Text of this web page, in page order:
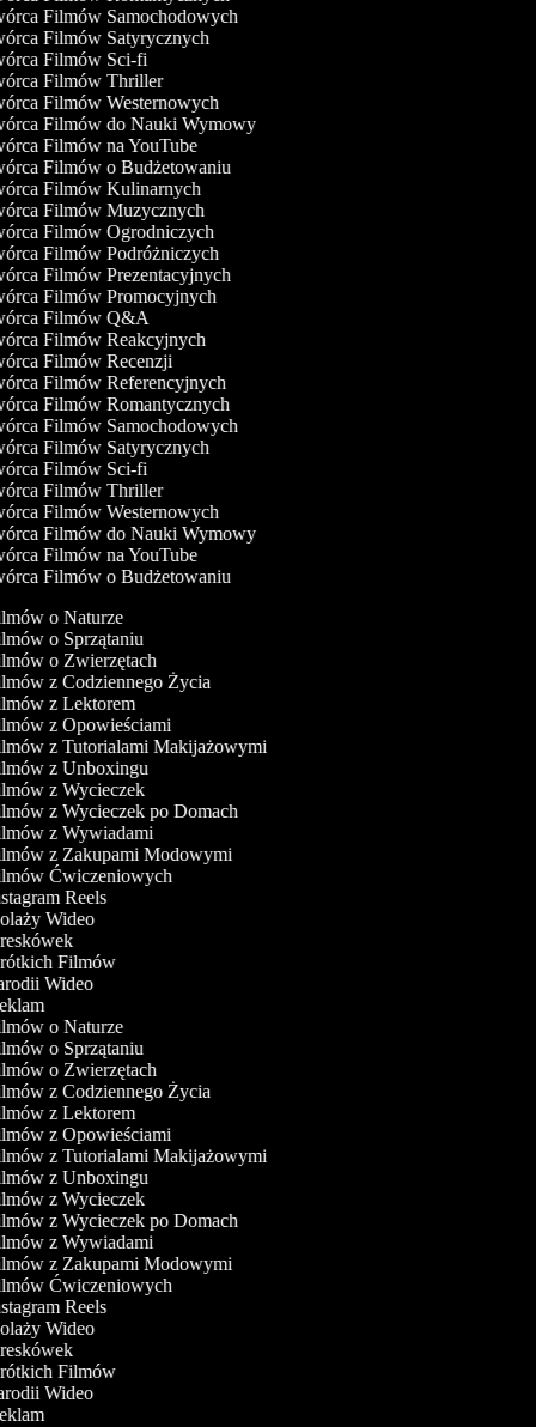
Filmów Samochodowych
Filmów Satyrycznych
Filmów Sci-fi
Filmów Thriller
Filmów Westernowych
Filmów do Nauki Wymowy
Filmów na YouTube
Filmów o Budżetowaniu
Filmów Kulinarnych
Filmów Muzycznych
Filmów Ogrodniczych
Filmów Podróżniczych
Filmów Prezentacyjnych
Filmów Promocyjnych
Filmów Q&A
Filmów Reakcyjnych
Filmów Recenzji
Filmów Referencyjnych
Filmów Romantycznych
Filmów Samochodowych
Filmów Satyrycznych
Filmów Sci-fi
Filmów Thriller
Filmów Westernowych
Filmów do Nauki Wymowy
Filmów na YouTube
Filmów o Budżetowaniu
o Naturze
o Sprzątaniu
o Zwierzętach
z Codziennego Życia
z Lektorem
z Opowieściami
z Tutorialami Makijażowymi
z Unboxingu
z Wycieczek
z Wycieczek po Domach
z Wywiadami
z Zakupami Modowymi
Ćwiczeniowych
Reels
Wideo
Filmów
Wideo
o Naturze
o Sprzątaniu
o Zwierzętach
z Codziennego Życia
z Lektorem
z Opowieściami
z Tutorialami Makijażowymi
z Unboxingu
z Wycieczek
z Wycieczek po Domach
z Wywiadami
z Zakupami Modowymi
Ćwiczeniowych
Reels
Wideo
Filmów
Wideo